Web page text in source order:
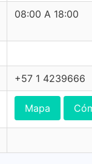
08:00 A 18:00
+57 1 4239666
Mapa